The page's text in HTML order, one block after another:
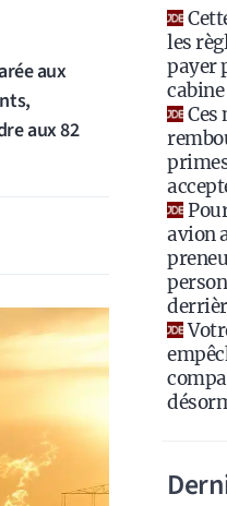
aux
aux 82
les
payer
avion